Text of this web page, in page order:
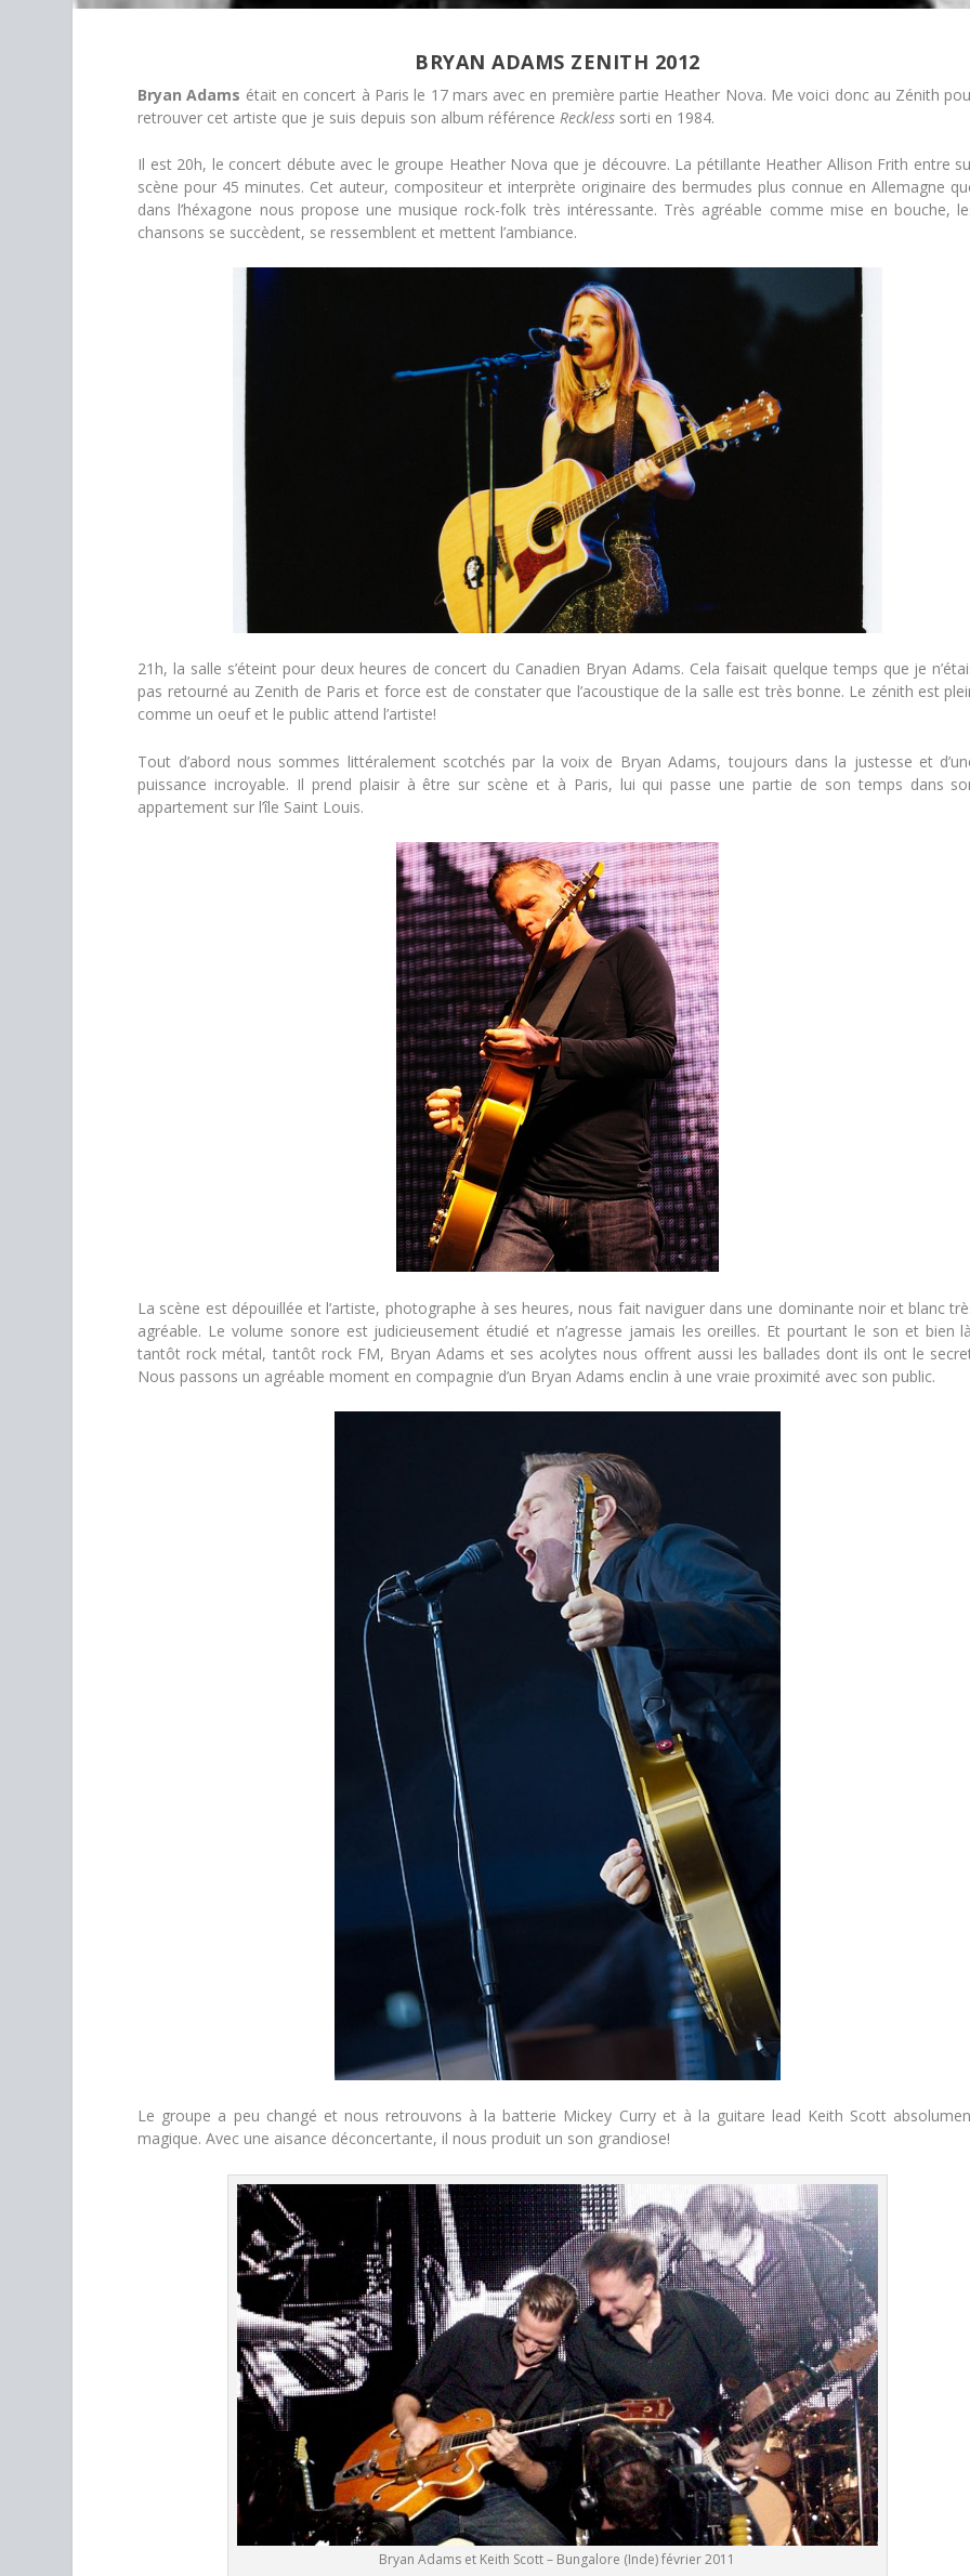
BRYAN ADAMS ZENITH 2012
Bryan Adams était en concert à Paris le 17 mars avec en première partie Heather Nova. Me voici donc au Zénith
retrouver cet artiste que je suis depuis son album référence Reckless sorti en 1984.
Il est 20h, le concert débute avec le groupe Heather Nova que je découvre. La pétillante Heather Allison Frith entre
scène pour 45 minutes. Cet auteur, compositeur et interprète originaire des bermudes plus connue en Allemagne
dans l’héxagone nous propose une musique rock-folk très intéressante. Très agréable comme mise en bouche,
chansons se succèdent, se ressemblent et mettent l’ambiance.
21h, la salle s’éteint pour deux heures de concert du Canadien Bryan Adams. Cela faisait quelque temps que je
pas retourné au Zenith de Paris et force est de constater que l’acoustique de la salle est très bonne. Le zénith est
comme un oeuf et le public attend l’artiste!
Tout d’abord nous sommes littéralement scotchés par la voix de Bryan Adams, toujours dans la justesse et
puissance incroyable. Il prend plaisir à être sur scène et à Paris, lui qui passe une partie de son temps dans
appartement sur l’île Saint Louis.
La scène est dépouillée et l’artiste, photographe à ses heures, nous fait naviguer dans une dominante noir et blanc
agréable. Le volume sonore est judicieusement étudié et n’agresse jamais les oreilles. Et pourtant le son et bien
tantôt rock métal, tantôt rock FM, Bryan Adams et ses acolytes nous offrent aussi les ballades dont ils ont le
Nous passons un agréable moment en compagnie d’un Bryan Adams enclin à une vraie proximité avec son public.
Le groupe a peu changé et nous retrouvons à la batterie Mickey Curry et à la guitare lead Keith Scott
magique. Avec une aisance déconcertante, il nous produit un son grandiose!
Bryan Adams et Keith Scott – Bungalore (Inde) février 2011